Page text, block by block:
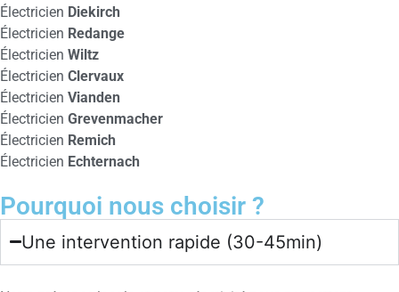
Électricien Diekirch
Électricien Redange
Électricien Wiltz
Électricien Clervaux
Électricien Vianden
Électricien Grevenmacher
Électricien Remich
Électricien Echternach
Pourquoi nous choisir ?
Une intervention rapide (30-45min)